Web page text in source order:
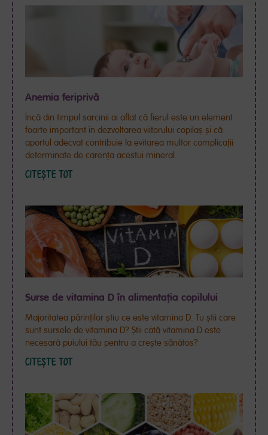
Anemia feriprivă
Încă din timpul sarcinii ai aflat că fierul este un element
foarte important în dezvoltarea viitorului copilaș și că
aportul adecvat contribuie la evitarea multor complicații
determinate de carența acestui mineral.
CITEȘTE TOT
Surse de vitamina D în alimentația copilului
Majoritatea părinților știu ce este vitamina D. Tu știi care
sunt sursele de vitamina D? Știi câtă vitamina D este
necesară puiului tău pentru a crește sănătos?
CITEȘTE TOT